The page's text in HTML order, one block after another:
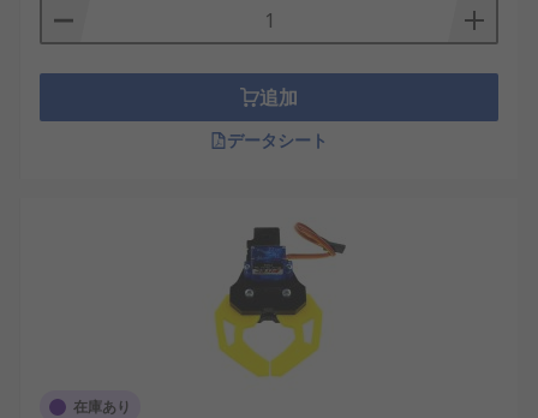
追加
データシート
在庫あり